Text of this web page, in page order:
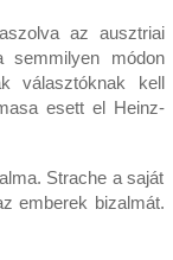
az ausztriai
semmilyen módon
választóknak kell
esett el Heinz-
Strache a saját
emberek bizalmát.